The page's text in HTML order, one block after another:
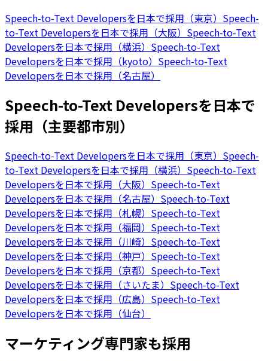
Speech-to-Text Developersを日本で採用（東京） Speech-
to-Text Developersを日本で採用（大阪） Speech-to-Text
Developersを日本で採用（横浜） Speech-to-Text
Developersを日本で採用（kyoto） Speech-to-Text
Developersを日本で採用（名古屋）
Speech-to-Text Developersを日本で
採用（主要都市別）
Speech-to-Text Developersを日本で採用（東京） Speech-
to-Text Developersを日本で採用（横浜） Speech-to-Text
Developersを日本で採用（大阪） Speech-to-Text
Developersを日本で採用（名古屋） Speech-to-Text
Developersを日本で採用（札幌） Speech-to-Text
Developersを日本で採用（福岡） Speech-to-Text
Developersを日本で採用（川崎） Speech-to-Text
Developersを日本で採用（神戸） Speech-to-Text
Developersを日本で採用（京都） Speech-to-Text
Developersを日本で採用（さいたま） Speech-to-Text
Developersを日本で採用（広島） Speech-to-Text
Developersを日本で採用（仙台）
マーケティング専門家も採用